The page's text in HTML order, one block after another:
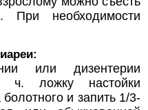
необходимости
или дизентерии
ч. ложку настойки
и запить 1/3-